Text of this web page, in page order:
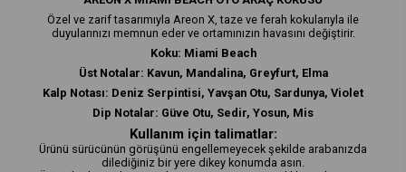
Özel ve zarif tasarımıyla Areon X, taze ve ferah kokularıyla ile
duyularınızı memnun eder ve ortamınızın havasını değiştirir.
Koku: Miami Beach
Üst Notalar: Kavun, Mandalina, Greyfurt, Elma
Kalp Notası: Deniz Serpintisi, Yavşan Otu, Sardunya, Violet
Dip Notalar: Güve Otu, Sedir, Yosun, Mis
Kullanım için talimatlar:
Ürünü sürücünün görüşünü engellemeyecek şekilde arabanızda
dilediğiniz bir yere dikey konumda asın.